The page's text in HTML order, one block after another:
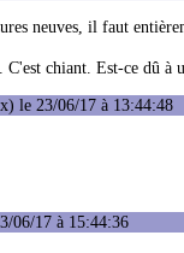
neuves, il faut
chiant. Est-ce dû à
le 23/06/17 à 13:44:48
06/17 à 15:44:36